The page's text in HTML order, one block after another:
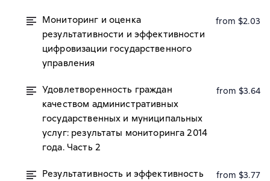
Мониторинг и оценка
результативности и эффективности
цифровизации государственного
управления
from $2.03
Удовлетворенность граждан
качеством административных
государственных и муниципальных
услуг: результаты мониторинга 2014
года. Часть 2
from $3.64
Результативность и эффективность
from $3.77